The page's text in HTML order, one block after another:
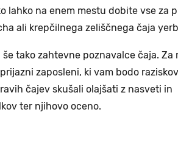
lahko na enem mestu dobite vse za
ali krepčilnega zeliščnega čaja
tako zahtevne poznavalce čaja. Za
zaposleni, ki vam bodo
čajev skušali olajšati z nasveti in
ter njihovo oceno.